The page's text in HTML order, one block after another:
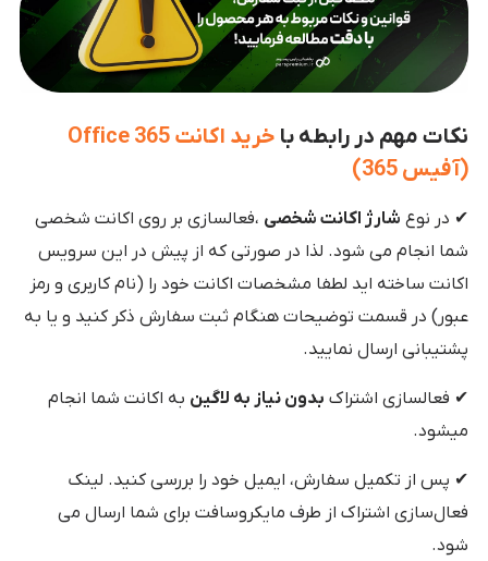
نکات مهم در رابطه با
خرید اکانت Office 365
(آفیس 365)
✔ در نوع شارژ اکانت شخصی ،فعالسازی بر روی اکانت شخصی
شما انجام می شود. لذا در صورتی که از پیش در این سرویس
اکانت ساخته اید لطفا مشخصات اکانت خود را (نام کاربری و رمز
عبور) در قسمت توضیحات هنگام ثبت سفارش ذکر کنید و یا به
پشتیبانی ارسال نمایید.
✔ فعالسازی اشتراک بدون نیاز به لاگین به اکانت شما انجام
میشود.
✔ پس از تکمیل سفارش، ایمیل خود را بررسی کنید. لینک
فعال‌سازی اشتراک از طرف مایکروسافت برای شما ارسال می
شود.